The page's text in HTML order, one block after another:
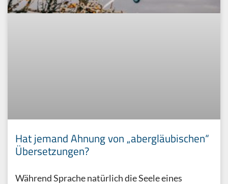
Hat jemand Ahnung von „abergläubischen“
Übersetzungen?
Während Sprache natürlich die Seele eines